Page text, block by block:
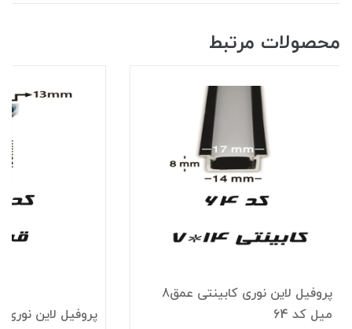
محصولات مرتبط
پروفیل لاین نوری کابینتی عمق8
میل کد 64
پروفیل لاین نوری